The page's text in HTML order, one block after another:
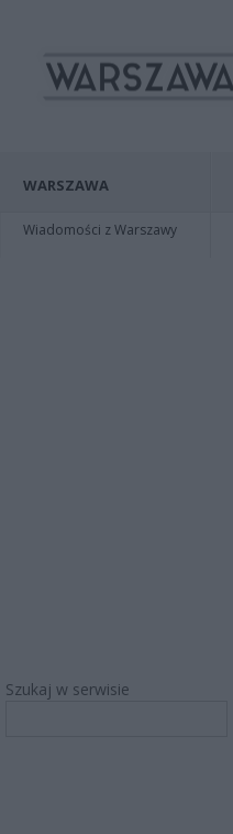
WARSZAWA
Wiadomości z Warszawy
Szukaj w serwisie